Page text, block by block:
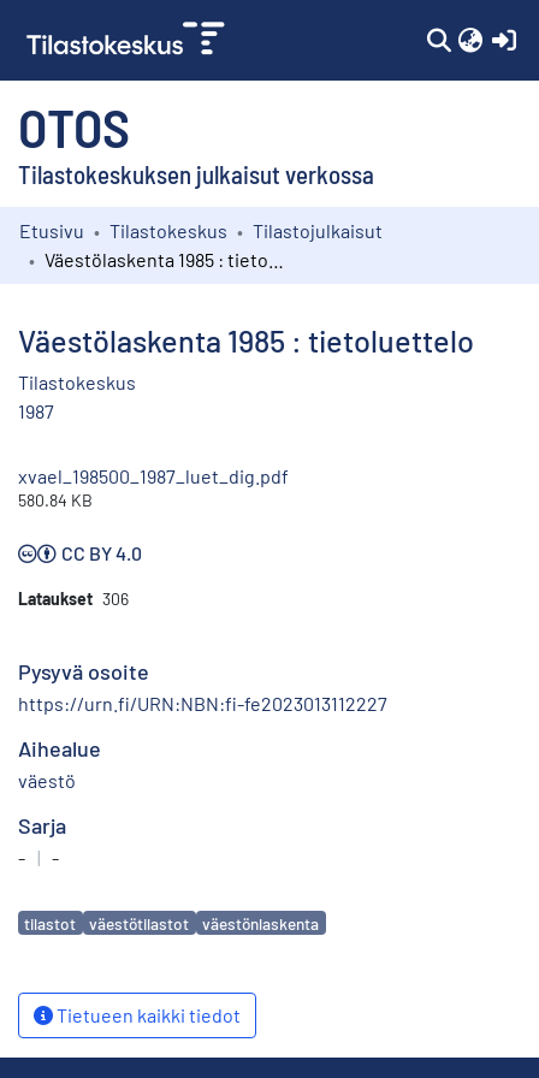
OTOS
Tilastokeskuksen julkaisut verkossa
Kokoelmat
Etusivu Tilastokeskus
Tilastojulkaisut
Väestölaskenta 1985 : tietoluettelo
Tilastokeskus
1987
xvael_198500_1987_luet_dig.pdf
580.84 KB
CC BY 4.0
Lataukset 306
Pysyvä osoite
https://urn.fi/URN:NBN:fi-fe2023013112227
Aihealue
väestö
Sarja
- | -
Avainsanat
tilastot väestötilastot väestönlaskenta
Tietueen kaikki tiedot